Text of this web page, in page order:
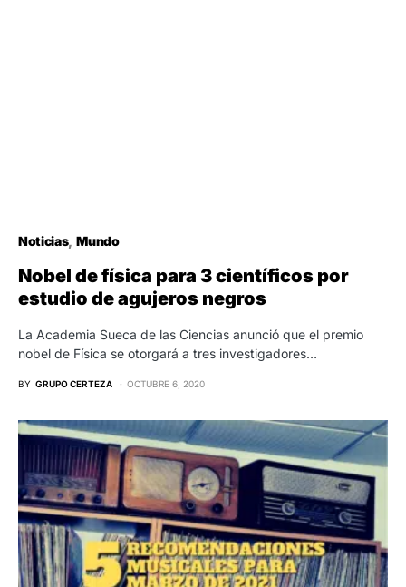
Noticias Mundo
Nobel de física para 3 científicos por
estudio de agujeros negros
La Academia Sueca de las Ciencias anunció que el premio
nobel de Física se otorgará a tres investigadores…
BY GRUPO CERTEZA OCTUBRE 6, 2020